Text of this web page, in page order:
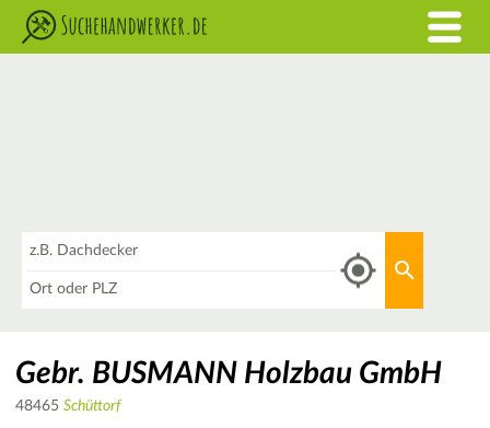
Gebr. BUSMANN Holzbau GmbH
48465 Schüttorf